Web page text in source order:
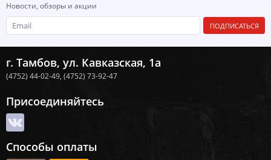
Новости, обзоры и акции
ПОДПИСАТЬСЯ
г. Тамбов, ул. Кавказская, 1а
(4752) 44-02-49, (4752) 73-92-47
Присоединяйтесь
Способы оплаты